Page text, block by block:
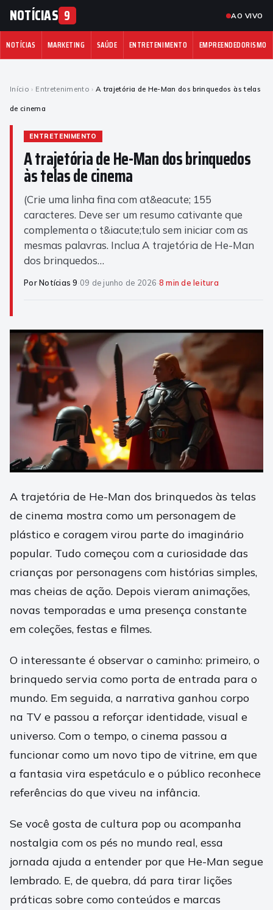
NOTÍCIAS 9 AO VIVO
NOTÍCIAS MARKETING SAÚDE ENTRETENIMENTO EMPREENDEDORISMO
Início › Entretenimento › A trajetória de He-Man dos brinquedos às telas
de cinema
ENTRETENIMENTO
A trajetória de He-Man dos brinquedos
às telas de cinema
(Crie uma linha fina com at&eacute; 155
caracteres. Deve ser um resumo cativante que
complementa o t&iacute;tulo sem iniciar com as
mesmas palavras. Inclua A trajetória de He-Man
dos brinquedos…
Por Notícias 9·09 de junho de 2026·8 min de leitura
A trajetória de He-Man dos brinquedos às telas
de cinema mostra como um personagem de
plástico e coragem virou parte do imaginário
popular. Tudo começou com a curiosidade das
crianças por personagens com histórias simples,
mas cheias de ação. Depois vieram animações,
novas temporadas e uma presença constante
em coleções, festas e filmes.
O interessante é observar o caminho: primeiro, o
brinquedo servia como porta de entrada para o
mundo. Em seguida, a narrativa ganhou corpo
na TV e passou a reforçar identidade, visual e
universo. Com o tempo, o cinema passou a
funcionar como um novo tipo de vitrine, em que
a fantasia vira espetáculo e o público reconhece
referências do que viveu na infância.
Se você gosta de cultura pop ou acompanha
nostalgia com os pés no mundo real, essa
jornada ajuda a entender por que He-Man segue
lembrado. E, de quebra, dá para tirar lições
práticas sobre como conteúdos e marcas